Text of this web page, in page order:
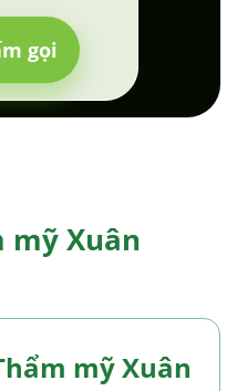
gọi
mỹ Xuân
mỹ Xuân